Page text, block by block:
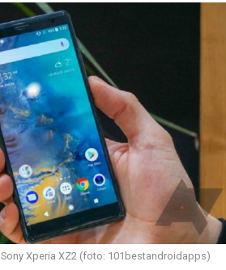
Sony Xperia XZ2 (foto: 101bestandroidapps)